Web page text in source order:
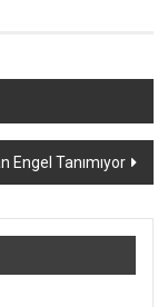
Engel Tanımıyor